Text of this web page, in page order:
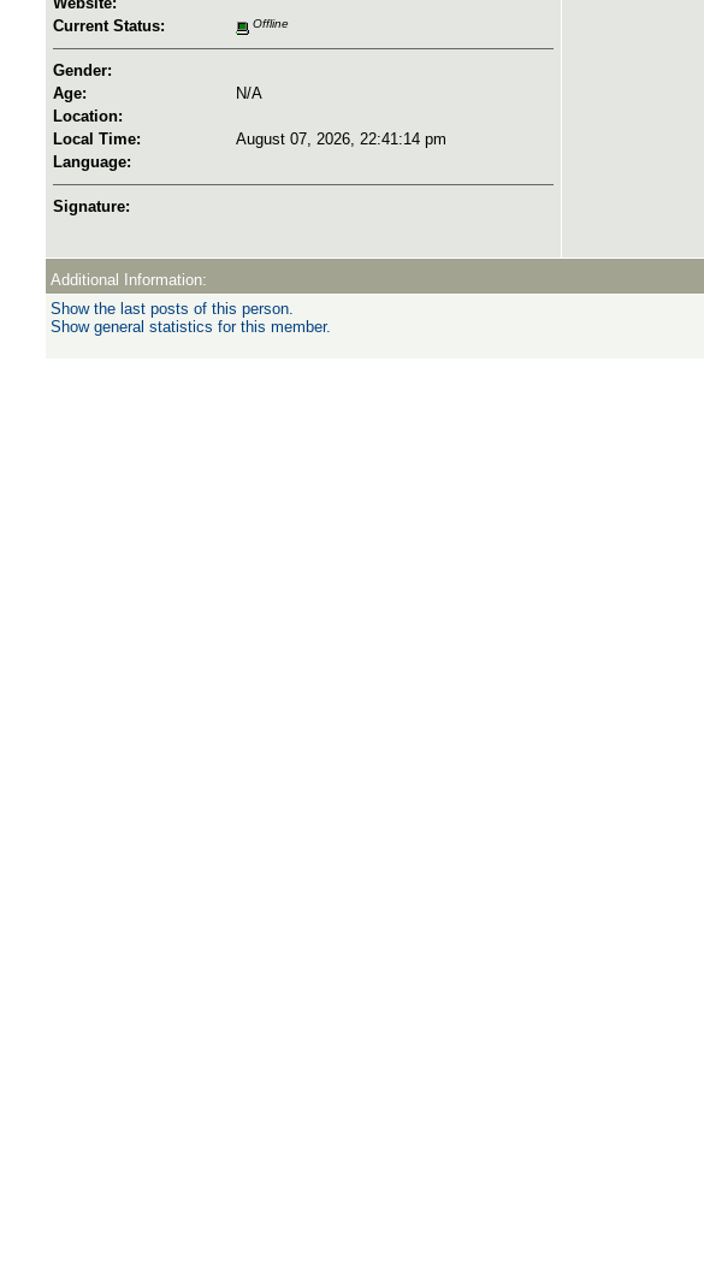
Current Status:
Offline
Gender:
Age:
N/A
Location:
Local Time:
August 07, 2026, 22:41:14 pm
Language:
Signature:
Additional Information:
Show the last posts of this person.
Show general statistics for this member.